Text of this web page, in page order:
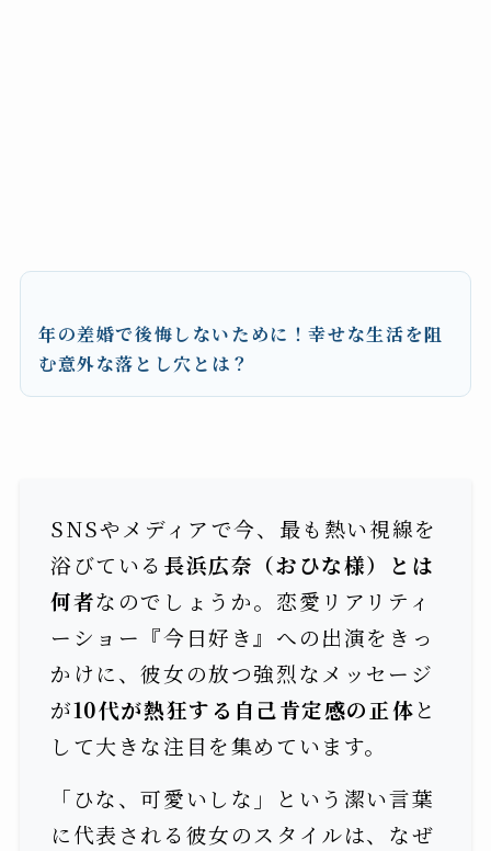
年の差婚で後悔しないために！幸せな生活を阻
む意外な落とし穴とは？
SNSやメディアで今、最も熱い視線を
浴びている 長浜広奈（おひな様）とは
何者なのでしょうか。恋愛リアリティ
ーショー『今日好き』への出演をきっ
かけに、彼女の放つ強烈なメッセージ
が10代が熱狂する自己肯定感の正体と
して大きな注目を集めています。
「ひな、可愛いしな」という潔い言葉
に代表される彼女のスタイルは、なぜ